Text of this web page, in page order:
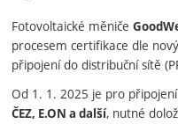
Fotovoltaické měniče
procesem certifikace dle
připojení do distribuční sítě
Od 1. 1. 2025 je pro
ČEZ, E.ON a další, nutné